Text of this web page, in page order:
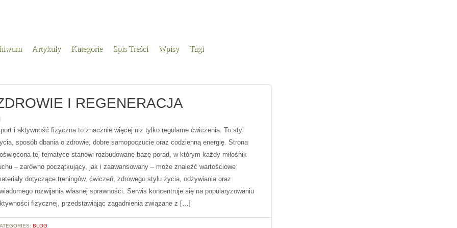
Artykuły Kategorie Spis Treści Wpisy Tagi
I REGENERACJA
i aktywność fizyczna to znacznie więcej niż tylko regularne ćwiczenia. To styl
sposób dbania o zdrowie, dobre samopoczucie oraz codzienną energię. Strona
tej tematyce stanowi rozbudowane bazę porad, w którym każdy miłośnik
– zarówno początkujący, jak i zaawansowany – może znaleźć wartościowe
dotyczące treningów, ćwiczeń, zdrowego stylu życia, odżywiania oraz
rozwijania własnej sprawności. Serwis koncentruje się na popularyzowaniu
fizycznej, przedstawiając zagadnienia związane z […]
BLOG